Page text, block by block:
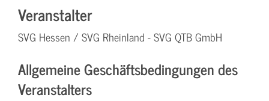
Veranstalter
SVG Hessen / SVG Rheinland - SVG QTB GmbH
Allgemeine Geschäftsbedingungen des
Veranstalters